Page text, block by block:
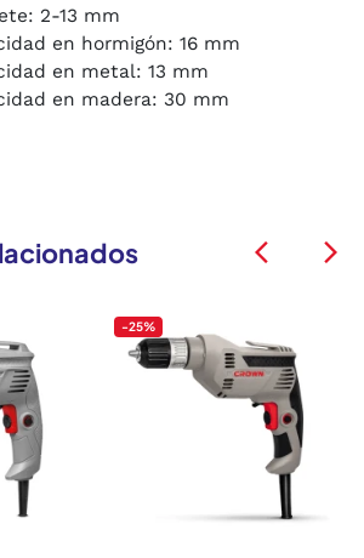
2-13 mm
en hormigón: 16 mm
en metal: 13 mm
en madera: 30 mm
-25%
arrow_back_ios arrow_back_ios